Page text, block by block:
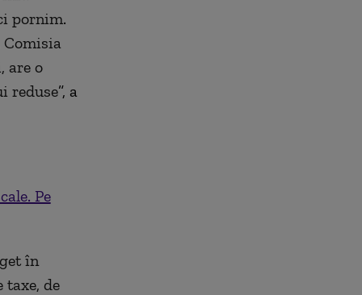
pornim.
Comisia
are o
reduse”, a
Pe
în
taxe, de